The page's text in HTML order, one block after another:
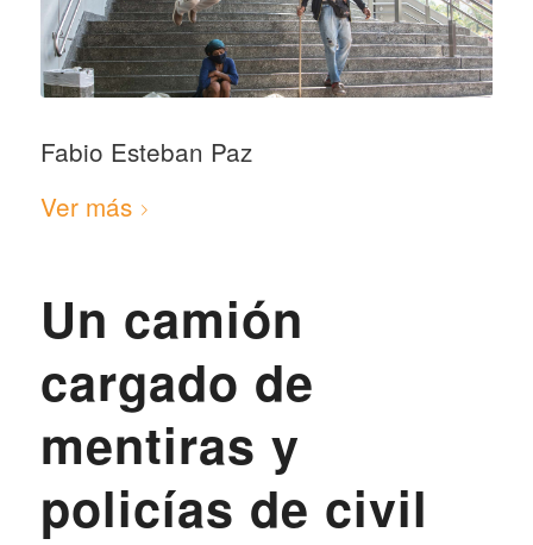
Fabio Esteban Paz
Ver más
Un camión
cargado de
mentiras y
policías de civil